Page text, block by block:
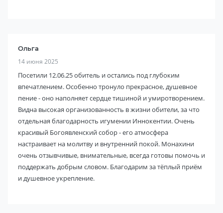
Ольга
14 июня 2025
Посетили 12.06.25 обитель и остались под глубоким
впечатлением. Особенно тронуло прекрасное, душевное
пение - оно наполняет сердце тишиной и умиротворением.
Видна высокая организованность в жизни обители, за что
отдельная благодарность игумении Иннокентии. Очень
красивый Богоявленский собор - его атмосфера
настраивает на молитву и внутренний покой. Монахини
очень отзывчивые, внимательные, всегда готовы помочь и
поддержать добрым словом. Благодарим за тёплый приём
и душевное укрепление.